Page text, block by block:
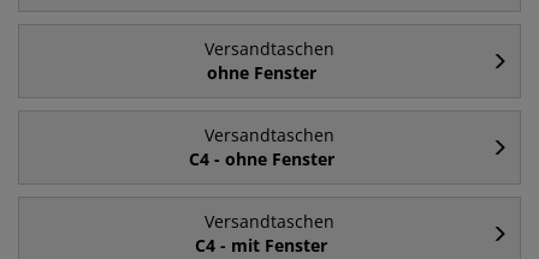
Versandtaschen
ohne Fenster
Versandtaschen
C4 - ohne Fenster
Versandtaschen
C4 - mit Fenster